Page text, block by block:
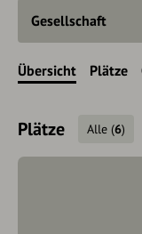
Gesellschaft
Übersicht Plätze
Plätze Alle (6)